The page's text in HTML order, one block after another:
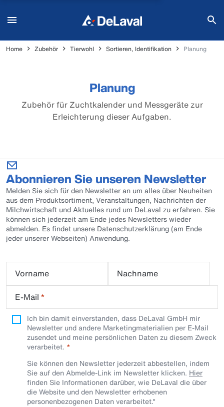
Home Zubehör Tierwohl Sortieren, Identifikation Planung
Planung
Zubehör für Zuchtkalender und Messgeräte zur
Erleichterung dieser Aufgaben.
Abonnieren Sie unseren Newsletter
Melden Sie sich für den Newsletter an um alles über Neuheiten
aus dem Produktsortiment, Veranstaltungen, Nachrichten der
Milchwirtschaft und Aktuelles rund um DeLaval zu erfahren. Sie
können sich jederzeit am Ende jedes Newsletters wieder
abmelden. Es findet unsere Datenschutzerklärung (am Ende
jeder unserer Webseiten) Anwendung.
Vorname
Nachname
E-Mail *
Ich bin damit einverstanden, dass DeLaval GmbH mir
Newsletter und andere Marketingmaterialien per E-Mail
zusendet und meine persönlichen Daten zu diesem Zweck
verarbeitet.
Sie können den Newsletter jederzeit abbestellen, indem
Sie auf den Abmelde-Link im Newsletter klicken. Hier
finden Sie Informationen darüber, wie DeLaval die über
die Website und den Newsletter erhobenen
personenbezogenen Daten verarbeitet."